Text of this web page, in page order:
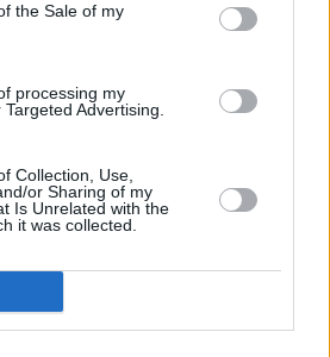
the Sale of my
processing my
Advertising.
Collection, Use,
or Sharing of my
Is Unrelated with the
it was collected.
ΕΠΙΣΗΣ
για τα
Πλήρης